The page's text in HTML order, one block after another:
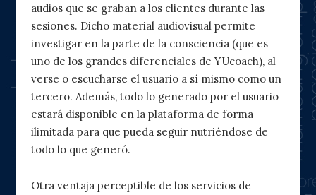
audios que se graban a los clientes durante las
sesiones. Dicho material audiovisual permite
investigar en la parte de la consciencia (que es
uno de los grandes diferenciales de YUcoach), al
verse o escucharse el usuario a sí mismo como un
tercero. Además, todo lo generado por el usuario
estará disponible en la plataforma de forma
ilimitada para que pueda seguir nutriéndose de
todo lo que generó.
Otra ventaja perceptible de los servicios de